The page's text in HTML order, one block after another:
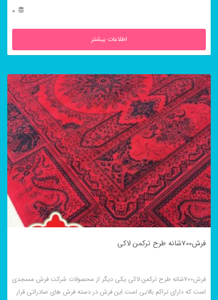
0
اطلاعات بیشتر
فرش700شانه طرح ترکمن لاکی
فرش700شانه طرح ترکمن لاکی یکی دیگر از محصولات شرکت فرش مسجدی
است که دارای تراکم بالایی است.این فرش در دسته فرش های صادراتی قرار